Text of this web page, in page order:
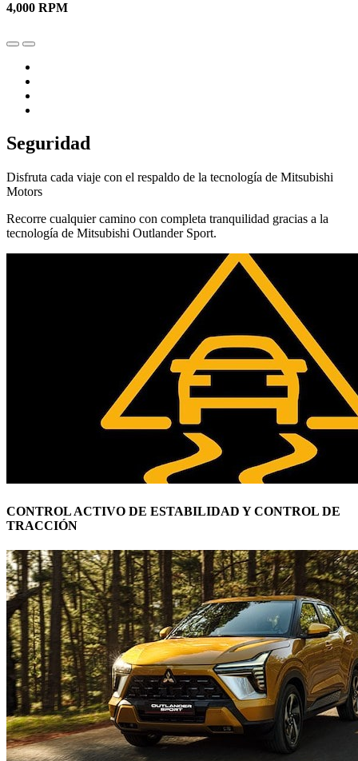
4,000 RPM
Seguridad
Disfruta cada viaje con el respaldo de la tecnología de Mitsubishi
Motors
Recorre cualquier camino con completa tranquilidad gracias a la
tecnología de Mitsubishi Outlander Sport.
CONTROL ACTIVO DE ESTABILIDAD Y CONTROL DE
TRACCIÓN